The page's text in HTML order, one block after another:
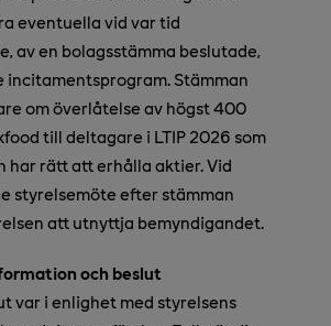
eventuella vid var tid
av en bolagsstämma beslutade,
incitamentsprogram. Stämman
om överlåtelse av högst 400
till deltagare i LTIP 2026 som
har rätt att erhålla aktier. Vid
styrelsemöte efter stämman
att utnyttja bemyndigandet.
och beslut
var i enlighet med styrelsens